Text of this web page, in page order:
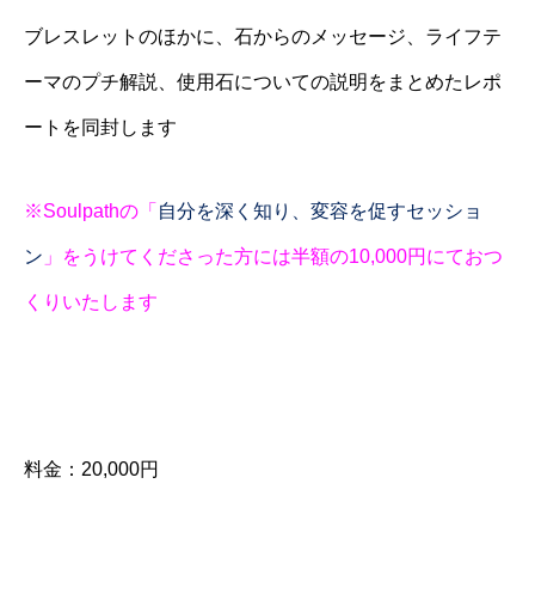
ブレスレットのほかに、石からのメッセージ、ライフテ
ーマのプチ解説、使用石についての説明をまとめたレポ
ートを同封します
※Soulpathの「 自分を深く知り、変容を促すセッショ
ン 」をうけてくださった方には半額の10,000円にておつ
くりいたします
料金：20,000円